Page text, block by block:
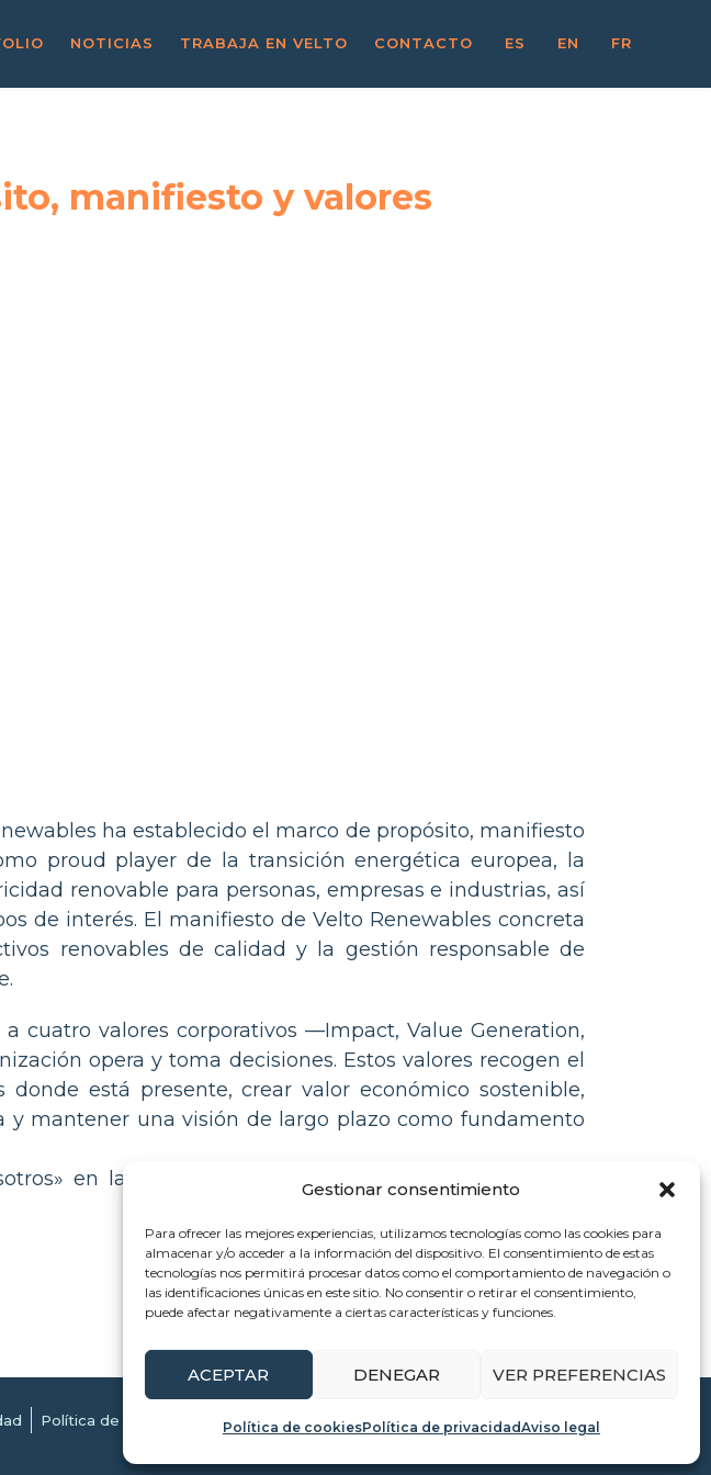
Gestionar consentimiento
Para ofrecer las mejores experiencias, utilizamos tecnologías como las cookies para
almacenar y/o acceder a la información del dispositivo. El consentimiento de estas
tecnologías nos permitirá procesar datos como el comportamiento de navegación o
las identificaciones únicas en este sitio. No consentir o retirar el consentimiento,
puede afectar negativamente a ciertas características y funciones.
ACEPTAR DENEGAR VER PREFERENCIAS
Política de cookiesPolítica de privacidadAviso legal
NOTICIAS TRABAJA EN VELTO CONTACTO ES EN FR
manifiesto y valores
ha establecido el marco de propósito, manifiesto
proud player de la transición energética europea, la
renovable para personas, empresas e industrias, así
de interés. El manifiesto de Velto Renewables concreta
renovables de calidad y la gestión responsable de
cuatro valores corporativos —Impact, Value Generation,
opera y toma decisiones. Estos valores recogen el
está presente, crear valor económico sostenible,
y mantener una visión de largo plazo como fundamento
en la web:
https://veltorenewables.com/nuestro-
Política de cookies